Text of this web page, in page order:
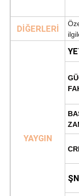
DİĞERLERİ
YAYGIN